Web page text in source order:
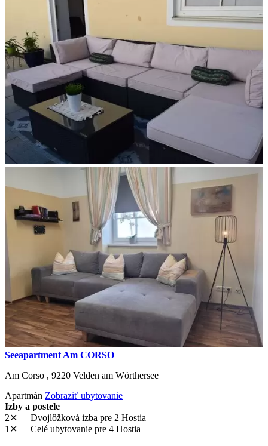
Seeapartment Am CORSO
Am Corso , 9220 Velden am Wörthersee
Apartmán Zobraziť ubytovanie
Izby a postele
2✕
Dvojlôžková izba pre 2 Hostia
1✕
Celé ubytovanie pre 4 Hostia